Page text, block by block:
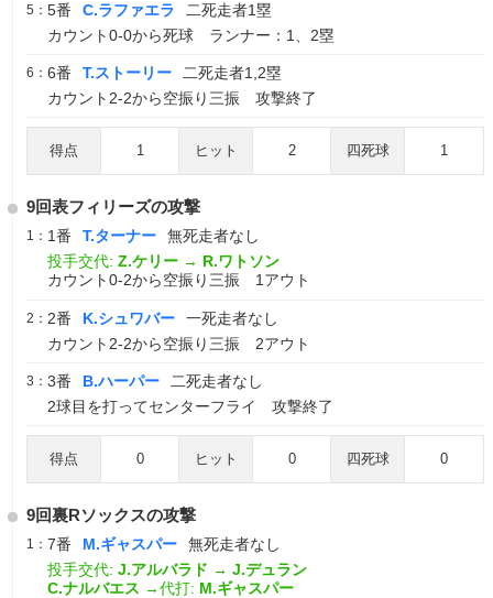
5： 5番 C.ラファエラ
二死走者1塁
カウント0-0から死球 ランナー：1、2塁
6： 6番 T.ストーリー
二死走者1,2塁
カウント2-2から空振り三振 攻撃終了
得点 1 ヒット 2 四死球 1
9回表フィリーズの攻撃
1： 1番 T.ターナー
無死走者なし
投手交代: Z.ケリー → R.ワトソン
カウント0-2から空振り三振 1アウト
2： 2番 K.シュワバー
一死走者なし
カウント2-2から空振り三振 2アウト
3： 3番 B.ハーパー
二死走者なし
2球目を打ってセンターフライ 攻撃終了
得点 0 ヒット 0 四死球 0
9回裏Rソックスの攻撃
1： 7番 M.ギャスパー
無死走者なし
投手交代: J.アルバラド → J.デュラン
C.ナルバエス →代打: M.ギャスパー